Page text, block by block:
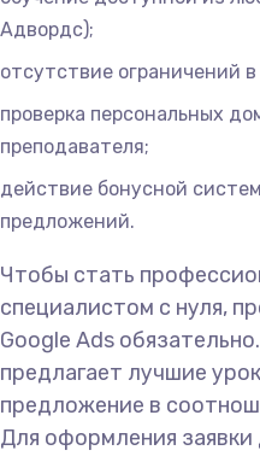
Адвордс);
отсутствие ограничений
проверка персональных
преподавателя;
действие бонусной
предложений.
Чтобы стать
специалистом с нуля,
Google Ads
предлагает лучшие
предложение в
Для оформления